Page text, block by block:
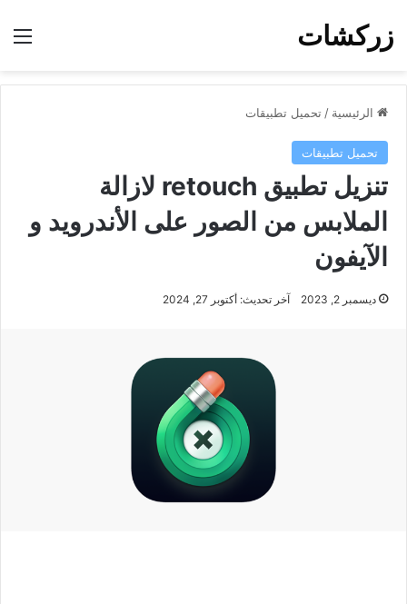
زركشات
الرئيسية / تحميل تطبيقات
تحميل تطبيقات
تنزيل تطبيق retouch لازالة
الملابس من الصور على الأندرويد و
الآيفون
ديسمبر 2, 2023 آخر تحديث: أكتوبر 27, 2024